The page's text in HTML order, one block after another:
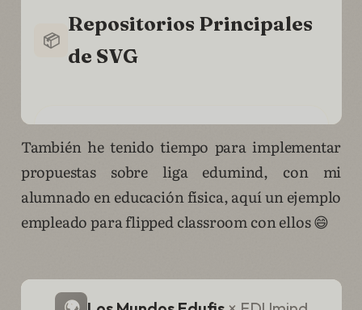
También he tenido tiempo para implementar
propuestas sobre liga edumind, con mi
alumnado en educación física, aquí un ejemplo
empleado para flipped classroom con ellos 😄